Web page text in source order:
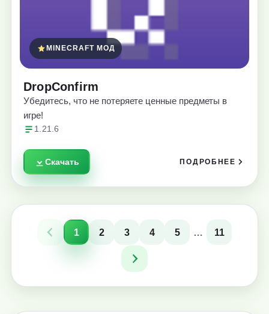
MINECRAFT МОД
DropConfirm
Убедитесь, что не потеряете ценные предметы в
игре!
1.21.6
Скачать ПОДРОБНЕЕ
1 2 3 4 5 … 11